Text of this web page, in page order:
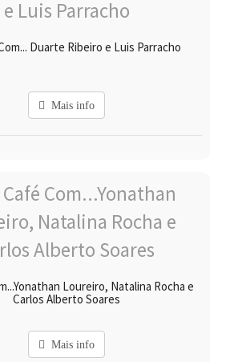
Duarte Ribeiro e Luis Parracho
Mais info
Loureiro, Natalina Rocha e
Carlos Alberto Soares
Mais info